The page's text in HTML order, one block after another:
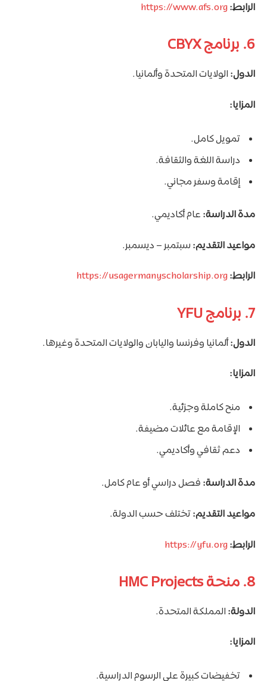
الرابط:https://www.afs.org
6. برنامج CBYX
الدول: الولايات المتحدة وألمانيا.
المزايا:
تمويل كامل.
دراسة اللغة والثقافة.
إقامة وسفر مجاني.
مدة الدراسة: عام أكاديمي.
مواعيد التقديم: سبتمبر – ديسمبر.
الرابط:https://usagermanyscholarship.org
7. برنامج YFU
الدول:ألمانيا وفرنسا واليابان والولايات المتحدة وغيرها.
المزايا:
منح كاملة وجزئية.
الإقامة مع عائلات مضيفة.
دعم ثقافي وأكاديمي.
مدة الدراسة: فصل دراسي أو عام كامل.
مواعيد التقديم:تختلف حسب الدولة.
الرابط:https://yfu.org
8. منحة HMC Projects
الدولة: المملكة المتحدة.
المزايا:
تخفيضات كبيرة على الرسوم الدراسية.